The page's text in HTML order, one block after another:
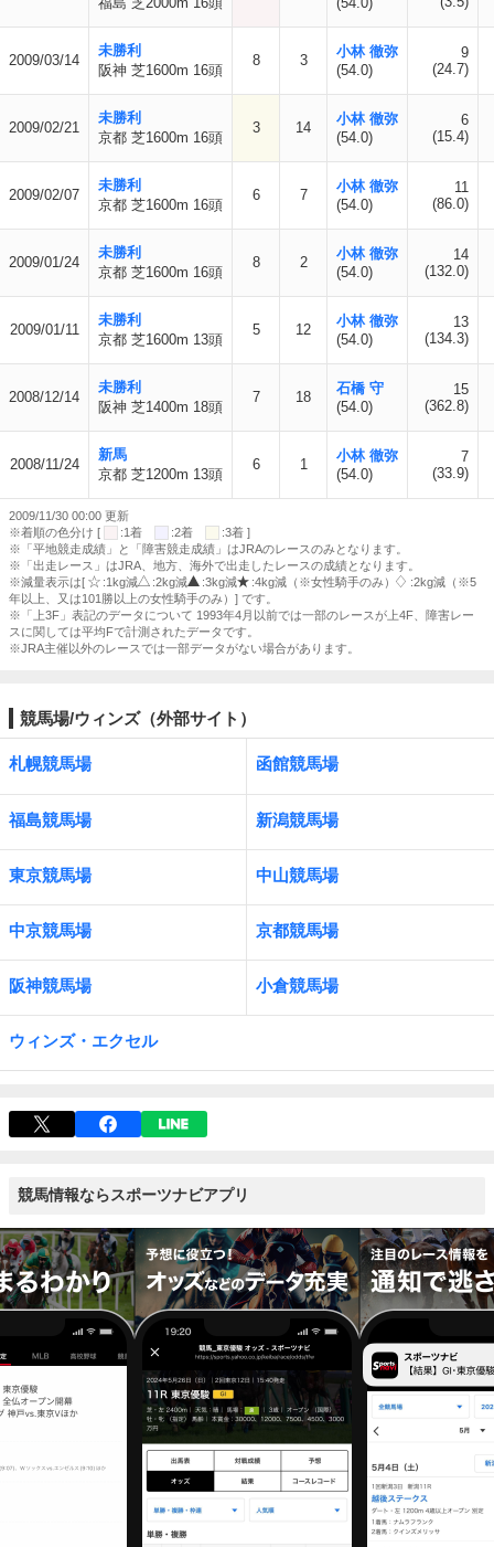
2009/03/14
未勝利
阪神 芝1600m 16頭
8 3
小林 徹弥
(54.0)
9
(24.7)
2009/02/21
未勝利
京都 芝1600m 16頭
3 14
小林 徹弥
(54.0)
6
(15.4)
2009/02/07
未勝利
京都 芝1600m 16頭
6 7
小林 徹弥
(54.0)
11
(86.0)
2009/01/24
未勝利
京都 芝1600m 16頭
8 2
小林 徹弥
(54.0)
14
(132.0)
2009/01/11
未勝利
京都 芝1600m 13頭
5 12
小林 徹弥
(54.0)
13
(134.3)
2008/12/14
未勝利
阪神 芝1400m 18頭
7 18
石橋 守
(54.0)
15
(362.8)
2008/11/24
新馬
京都 芝1200m 13頭
6 1
小林 徹弥
(54.0)
7
(33.9)
2009/11/30 00:00 更新
※着順の色分け [
:1着 :2着
:3着 ]
※「平地競走成績」と「障害競走成績」はJRAのレースのみとなります。
※「出走レース」はJRA、地方、海外で出走したレースの成績となります。
※減量表示は[
:1kg減 :2kg減 :3kg減 :4kg減（※女性騎手のみ）
:2kg減（※5
年以上、又は101勝以上の女性騎手のみ）] です。
※「上3F」表記のデータについて 1993年4月以前では一部のレースが上4F、障害レー
スに関しては平均Fで計測されたデータです。
※JRA主催以外のレースでは一部データがない場合があります。
競馬場/ウィンズ（外部サイト）
札幌競馬場 函館競馬場
福島競馬場 新潟競馬場
東京競馬場 中山競馬場
中京競馬場 京都競馬場
阪神競馬場 小倉競馬場
ウィンズ・エクセル
競馬情報ならスポーツナビアプリ